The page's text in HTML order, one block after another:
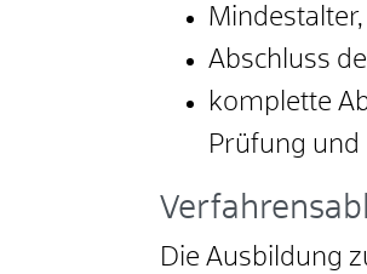
Mindestalter,
Abschluss
komplette
Prüfung
Die Ausbildung